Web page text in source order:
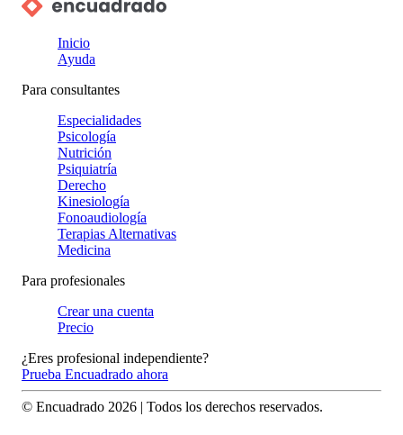
Inicio
Ayuda
Para consultantes
Especialidades
Psicología
Nutrición
Psiquiatría
Derecho
Kinesiología
Fonoaudiología
Terapias Alternativas
Medicina
Para profesionales
Crear una cuenta
Precio
¿Eres profesional independiente?
Prueba Encuadrado ahora
© Encuadrado 2026 | Todos los derechos reservados.